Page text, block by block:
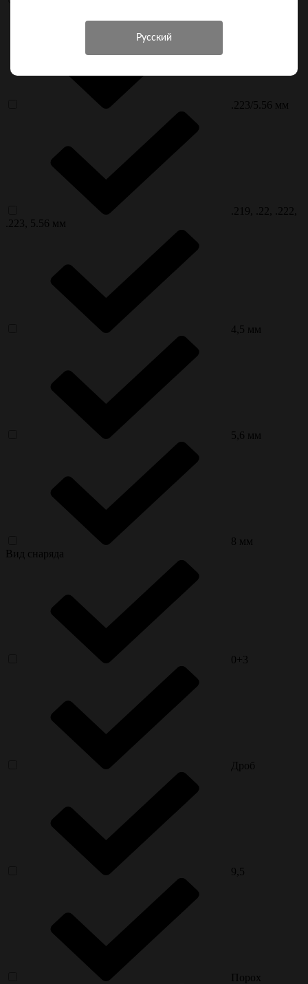
.223/5.56 мм
.219, .22, .222,
.223, 5.56 мм
4,5 мм
5,6 мм
8 мм
Вид снаряда
0+3
Дроб
9,5
Порох